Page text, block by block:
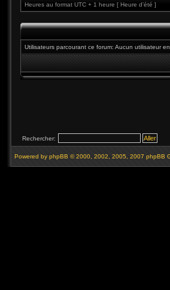
Heures au format UTC + 1 heure [ Heure d’été ]
Utilisateurs parcourant ce forum: Aucun utilisateur
Rechercher:
Powered by phpBB © 2000, 2002, 2005, 2007 phpBB